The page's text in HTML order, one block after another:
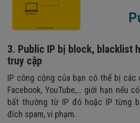
3. Public IP bị block, blacklist
truy cập
IP công cộng của bạn có thể bị các
Facebook, YouTube,… giới hạn nếu
bất thường từ IP đó hoặc IP từng
đích spam, vi phạm.